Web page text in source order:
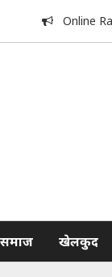
Online
समाज खेलकुद